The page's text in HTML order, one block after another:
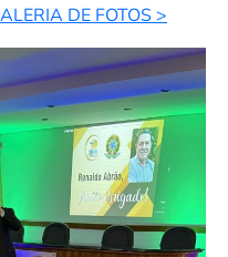
DE FOTOS >